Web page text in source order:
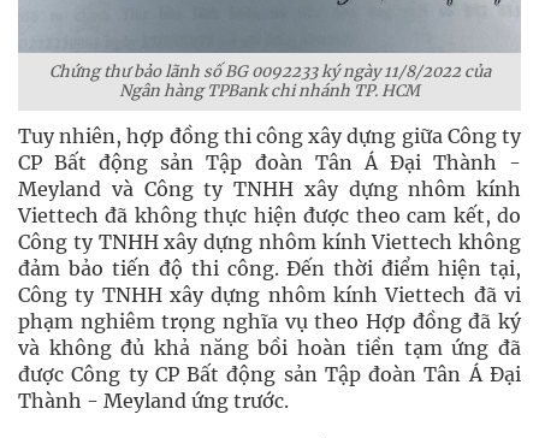
Chứng thư bảo lãnh số BG 0092233 ký ngày 11/8/2022 của
Ngân hàng TPBank chi nhánh TP. HCM
Tuy nhiên, hợp đồng thi công xây dựng giữa Công ty
CP Bất động sản Tập đoàn Tân Á Đại Thành -
Meyland và Công ty TNHH xây dựng nhôm kính
Viettech đã không thực hiện được theo cam kết, do
Công ty TNHH xây dựng nhôm kính Viettech không
đảm bảo tiến độ thi công. Đến thời điểm hiện tại,
Công ty TNHH xây dựng nhôm kính Viettech đã vi
phạm nghiêm trọng nghĩa vụ theo Hợp đồng đã ký
và không đủ khả năng bồi hoàn tiền tạm ứng đã
được Công ty CP Bất động sản Tập đoàn Tân Á Đại
Thành - Meyland ứng trước.